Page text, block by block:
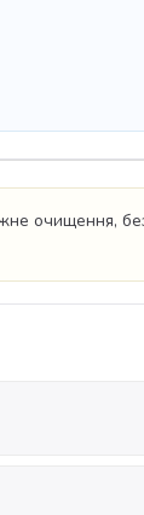
очищення,